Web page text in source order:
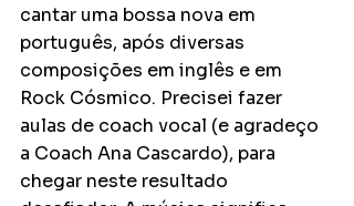
cantar uma bossa nova em
português, após diversas
composições em inglês e em
Rock Cósmico. Precisei fazer
aulas de coach vocal (e agradeço
a Coach Ana Cascardo), para
chegar neste resultado